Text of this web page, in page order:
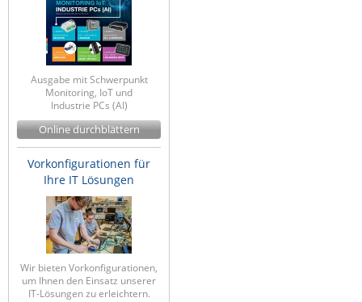
Ausgabe mit Schwerpunkt
Monitoring, IoT und
Industrie PCs (AI)
Online durchblättern
Vorkonfigurationen für
Ihre IT Lösungen
Wir bieten Vorkonfigurationen,
um Ihnen den Einsatz unserer
IT-Lösungen zu erleichtern.